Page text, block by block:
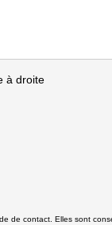
à droite
de contact. Elles sont